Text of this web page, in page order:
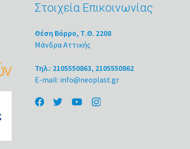
Στοιχεία Επικοινωνίας
Θέση Βόρρο, Τ.Θ. 2208
Μάνδρα Αττικής
Τηλ.: 2105550863, 2105550862
E-mail: info@neoplast.gr